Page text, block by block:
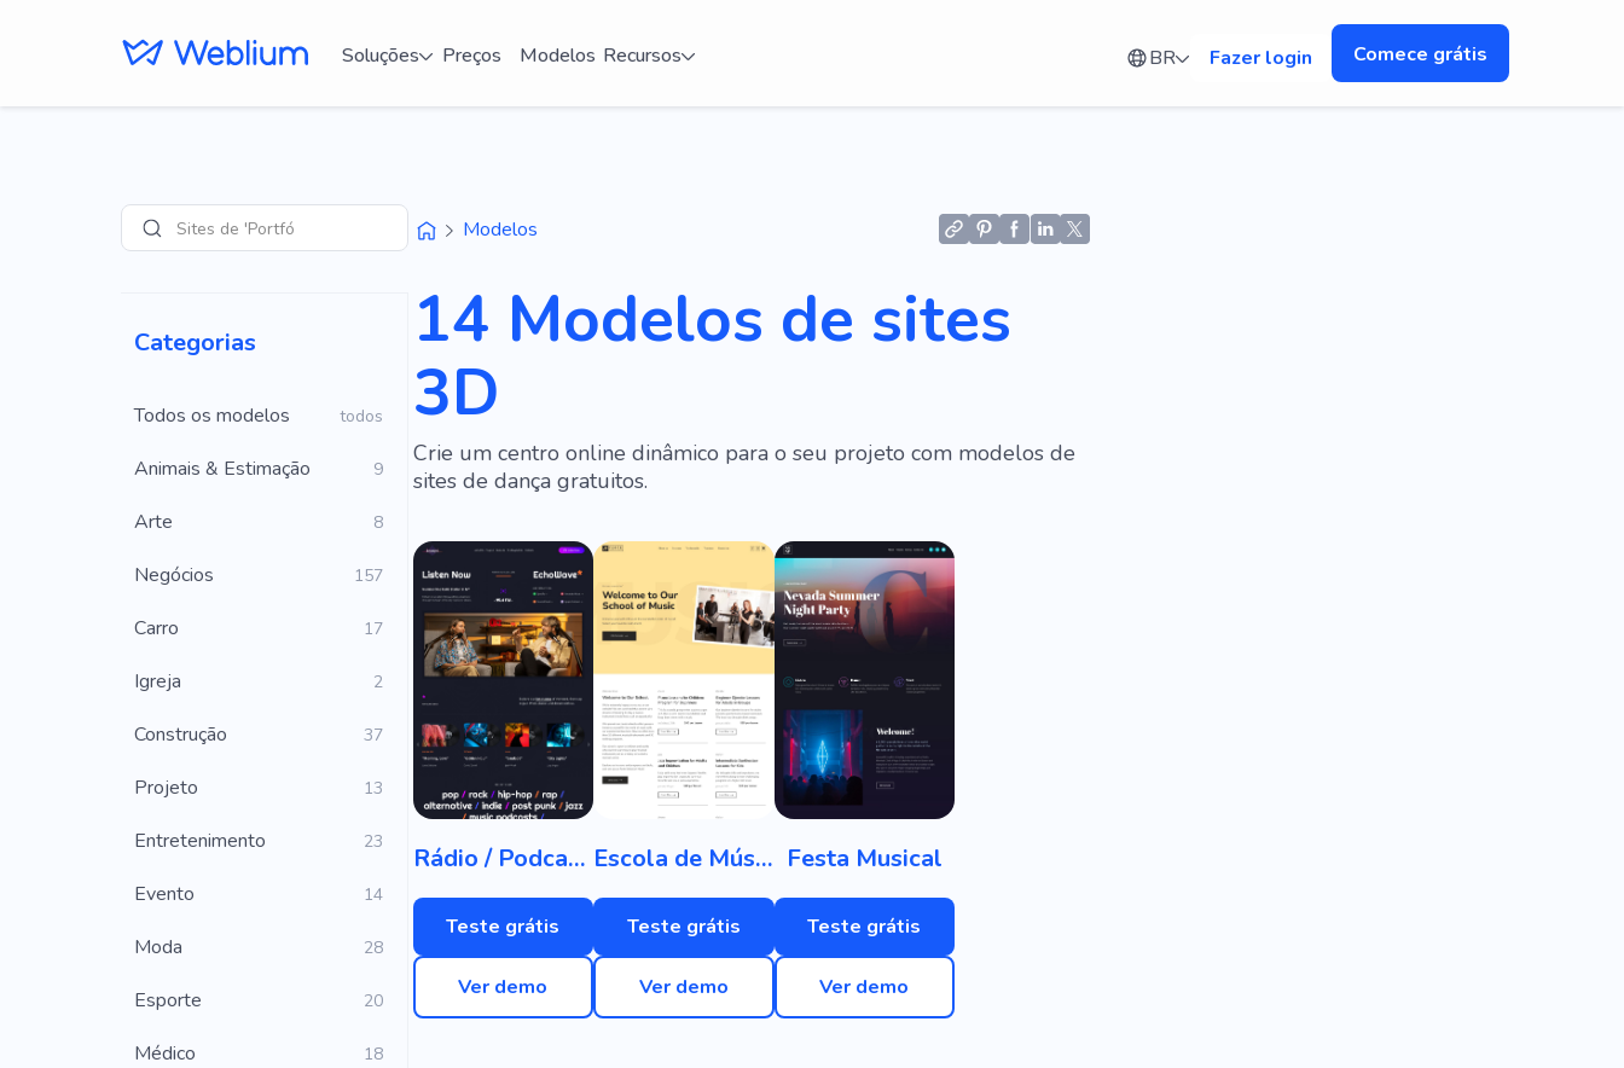
Soluções Preços Modelos Recursos BR Fazer login Comece grátis
Pesquisar
Sites de 'Portfólio'
Categorias
Todos os modelos todos
Animais & Estimação 9
Arte 8
Negócios 157
Carro 17
Igreja 2
Construção 37
Projeto 13
Entretenimento 23
Evento 14
Moda 28
Esporte 20
Médico 18
Modelos
14 Modelos de sites
3D
Crie um centro online dinâmico para o seu projeto com modelos de
sites de dança gratuitos.
Rádio / Podcasts
Teste grátis
Ver demo
Escola de Música
Teste grátis
Ver demo
Festa Musical
Teste grátis
Ver demo